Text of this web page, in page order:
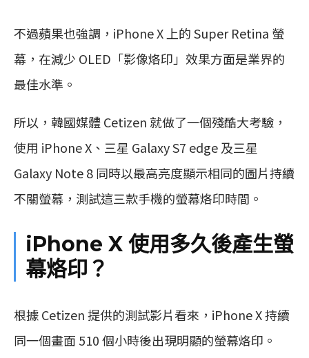
不過蘋果也強調，iPhone X 上的 Super Retina 螢
幕，在減少 OLED「影像烙印」效果方面是業界的
最佳水準。
所以，韓國媒體 Cetizen 就做了一個殘酷大考驗，
使用 iPhone X、三星 Galaxy S7 edge 及三星
Galaxy Note 8 同時以最高亮度顯示相同的圖片持續
不關螢幕，測試這三款手機的螢幕烙印時間。
iPhone X 使用多久後產生螢
幕烙印？
根據 Cetizen 提供的測試影片看來，iPhone X 持續
同一個畫面 510 個小時後出現明顯的螢幕烙印。